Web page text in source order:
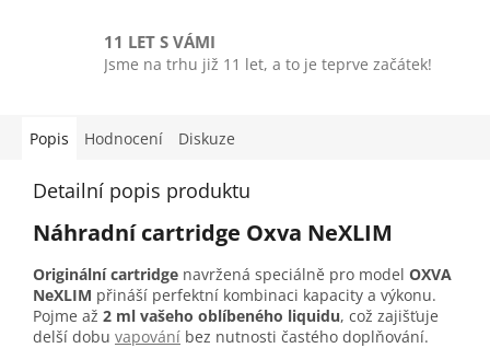
11 LET S VÁMI
Jsme na trhu již 11 let, a to je teprve začátek!
Popis Hodnocení Diskuze
Detailní popis produktu
Náhradní cartridge Oxva NeXLIM
Originální cartridge navržená speciálně pro model OXVA
NeXLIM přináší perfektní kombinaci kapacity a výkonu.
Pojme až 2 ml vašeho oblíbeného liquidu, což zajišťuje
delší dobu vapování bez nutnosti častého doplňování.